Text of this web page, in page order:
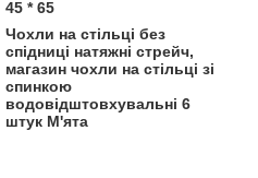
45 * 65
Чохли на стільці без
спідниці натяжні стрейч,
магазин чохли на стільці зі
спинкою
водовідштовхувальні 6
штук М'ята